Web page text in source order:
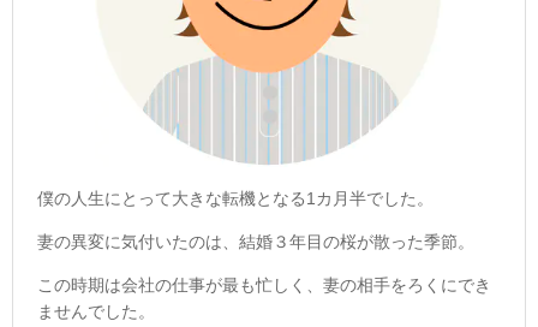
僕の人生にとって大きな転機となる1カ月半でした。
妻の異変に気付いたのは、結婚３年目の桜が散った季節。
この時期は会社の仕事が最も忙しく、妻の相手をろくにでき
ませんでした。